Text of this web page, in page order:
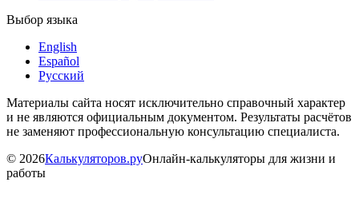
Выбор языка
English
Español
Русский
Материалы сайта носят исключительно справочный характер
и не являются официальным документом. Результаты расчётов
не заменяют профессиональную консультацию специалиста.
© 2026Калькуляторов.руОнлайн-калькуляторы для жизни и
работы